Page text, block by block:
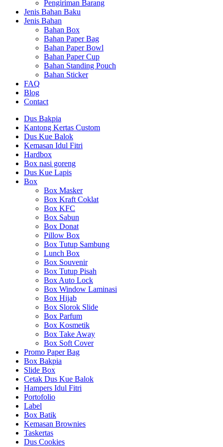
Pengiriman Barang
Jenis Bahan Baku
Jenis Bahan
Bahan Box
Bahan Paper Bag
Bahan Paper Bowl
Bahan Paper Cup
Bahan Standing Pouch
Bahan Sticker
FAQ
Blog
Contact
Dus Bakpia
Kantong Kertas Custom
Dus Kue Balok
Kemasan Idul Fitri
Hardbox
Box nasi goreng
Dus Kue Lapis
Box
Box Masker
Box Kraft Coklat
Box KFC
Box Sabun
Box Donat
Pillow Box
Box Tutup Sambung
Lunch Box
Box Souvenir
Box Tutup Pisah
Box Auto Lock
Box Window Laminasi
Box Hijab
Box Slorok Slide
Box Parfum
Box Kosmetik
Box Take Away
Box Soft Cover
Promo Paper Bag
Box Bakpia
Slide Box
Cetak Dus Kue Balok
Hampers Idul Fitri
Portofolio
Label
Box Batik
Kemasan Brownies
Taskertas
Dus Cookies